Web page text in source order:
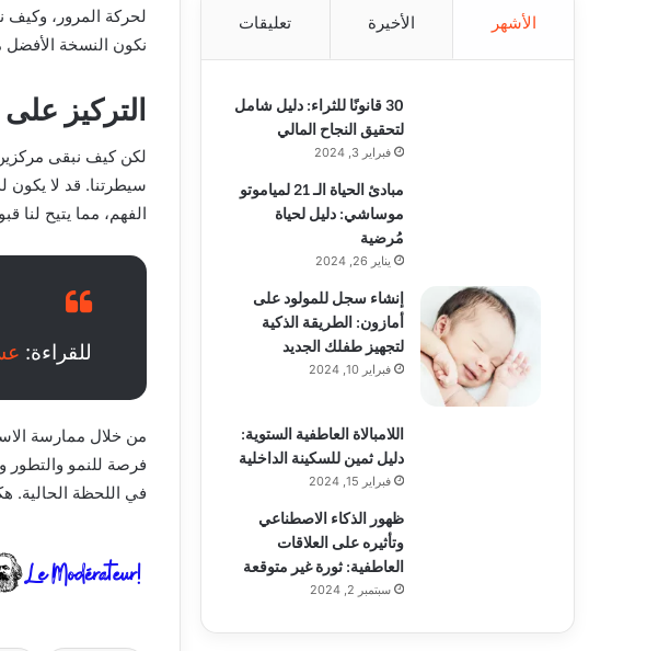
لحركة المرور، وكيف
نكون النسخة الأفضل
التركيز
لكن كيف نبقى مركزين
سيطرتنا. قد لا يكون
الفهم، مما يتيح لنا
للقراءة:
من خلال ممارسة
فرصة للنمو والتطور
في اللحظة الحالية.
الأشهر الأخيرة تعليقات
30 قانونًا للثراء: دليل شامل
لتحقيق النجاح المالي
فبراير 3, 2024
مبادئ الحياة الـ 21 لمياموتو
موساشي: دليل لحياة
مُرضية
يناير 26, 2024
إنشاء سجل للمولود على
أمازون: الطريقة الذكية
لتجهيز طفلك الجديد
فبراير 10, 2024
اللامبالاة العاطفية الستوية:
دليل ثمين للسكينة الداخلية
فبراير 15, 2024
ظهور الذكاء الاصطناعي
وتأثيره على العلاقات
العاطفية: ثورة غير متوقعة
سبتمبر 2, 2024